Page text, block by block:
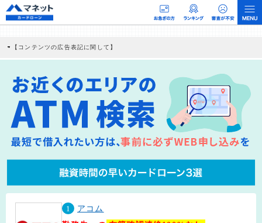
【コンテンツの広告表記に関して】
社に対して企業から紹介報酬が支払われるという収益モデルです。 ただし、特定の
商品を根拠なくPRするものではなく、当編集部の調査／ユーザーへの口コミ収集な
どに基づき、公平性を担保した情報提供を行っています。
>提携企業一覧
1
アコム